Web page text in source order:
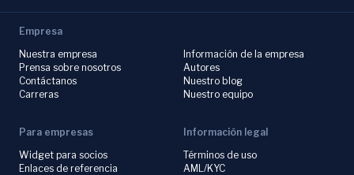
Empresa
Nuestra empresa
Prensa sobre nosotros
Contáctanos
Carreras
Información de la empresa
Autores
Nuestro blog
Nuestro equipo
Para empresas
Widget para socios
Enlaces de referencia
Información legal
Términos de uso
AML/KYC